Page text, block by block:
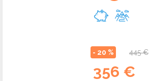
- 20 % 445 €
356 €